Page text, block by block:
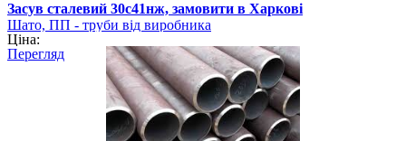
Засув сталевий 30с41нж, замовити в Харкові
Шато, ПП - труби від виробника
Ціна:
Перегляд